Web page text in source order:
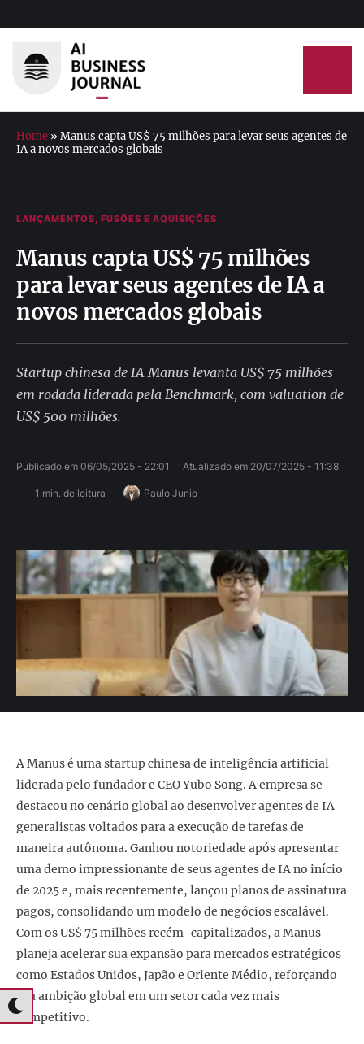
Home » Manus capta US$ 75 milhões para levar seus agentes de
IA a novos mercados globais
LANÇAMENTOS, FUSÕES E AQUISIÇÕES
Manus capta US$ 75 milhões
para levar seus agentes de IA a
novos mercados globais
Startup chinesa de IA Manus levanta US$ 75 milhões
em rodada liderada pela Benchmark, com valuation de
US$ 500 milhões.
Publicado em 06/05/2025 - 22:01 Atualizado em 20/07/2025 - 11:38
1 min. de leitura Paulo Junio
A Manus é uma startup chinesa de inteligência artificial
liderada pelo fundador e CEO Yubo Song. A empresa se
destacou no cenário global ao desenvolver agentes de IA
generalistas voltados para a execução de tarefas de
maneira autônoma. Ganhou notoriedade após apresentar
uma demo impressionante de seus agentes de IA no início
de 2025 e, mais recentemente, lançou planos de assinatura
pagos, consolidando um modelo de negócios escalável.
Com os US$ 75 milhões recém-capitalizados, a Manus
planeja acelerar sua expansão para mercados estratégicos
como Estados Unidos, Japão e Oriente Médio, reforçando
sua ambição global em um setor cada vez mais
competitivo.